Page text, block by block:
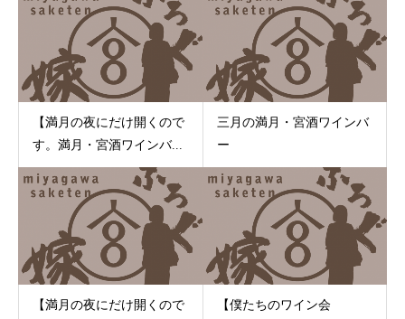
【満月の夜にだけ開くので
す。満月・宮酒ワインバ...
三月の満月・宮酒ワインバ
ー
【満月の夜にだけ開くので
【僕たちのワイン会